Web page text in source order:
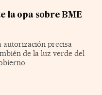
la opa sobre BME
autorización precisa
de la luz verde del